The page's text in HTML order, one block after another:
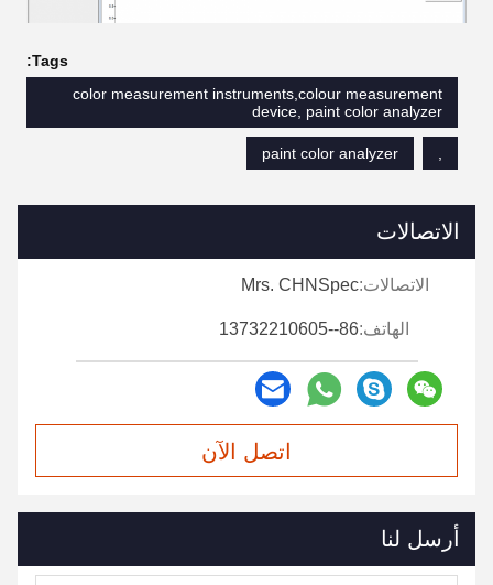
Tags:
color measurement instruments,colour measurement
device, paint color analyzer
paint color analyzer
الاتصالات
الاتصالات:Mrs. CHNSpec
الهاتف:86--13732210605
اتصل الآن
أرسل لنا